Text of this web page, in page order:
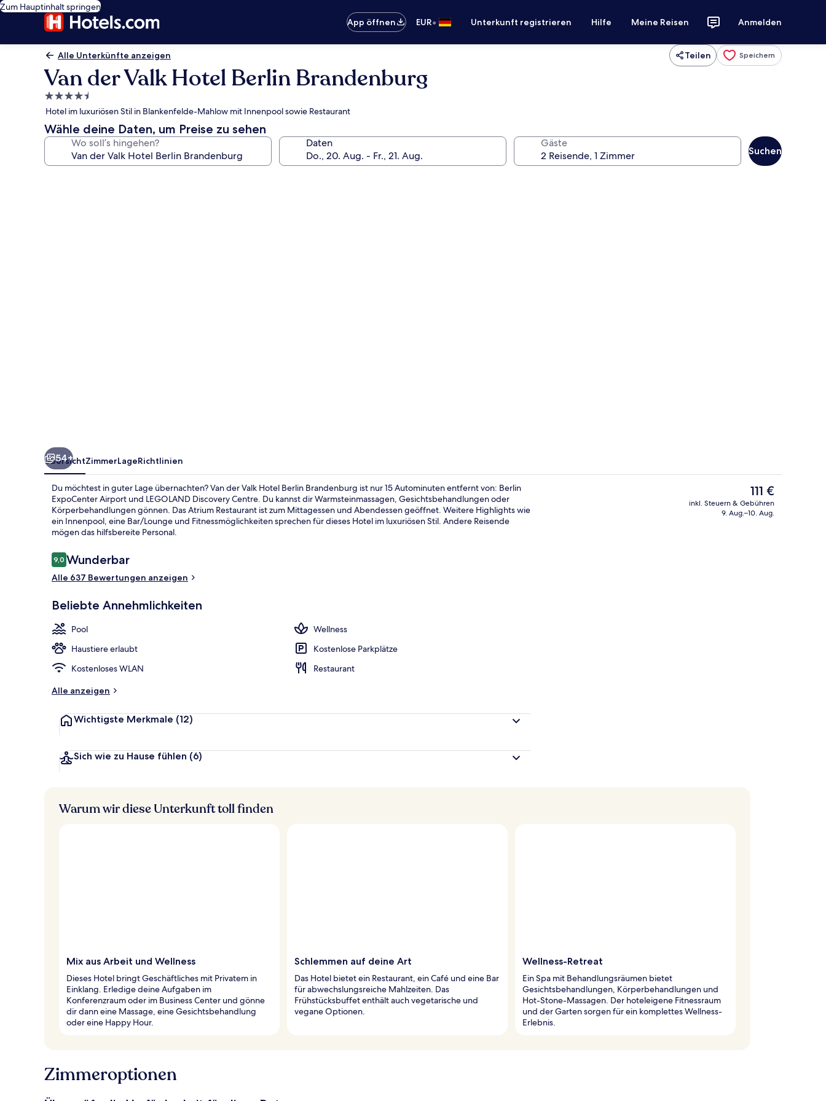
Zum Hauptinhalt springen
App öffnen
EUR• Unterkunft registrieren Hilfe Meine Reisen Anmelden
Alle Unterkünfte anzeigen Teilen Speichern
Van der Valk Hotel Berlin Brandenburg
4.5-
Sterne-
Unterkunft
Hotel im luxuriösen Stil in Blankenfelde-Mahlow mit Innenpool sowie Restaurant
Wähle deine Daten, um Preise zu sehen
Wo soll’s hingehen? Daten Gäste
Suchen
Innenpool Mittagessen und Abendessen
54+
ÜbersichtZimmerLageRichtlinien
Du möchtest in guter Lage übernachten? Van der Valk Hotel Berlin Brandenburg ist nur 15 Autominuten entfernt von: Berlin
ExpoCenter Airport und LEGOLAND Discovery Centre. Du kannst dir Warmsteinmassagen, Gesichtsbehandlungen oder
Körperbehandlungen gönnen. Das Atrium Restaurant ist zum Mittagessen und Abendessen geöffnet. Weitere Highlights wie
ein Innenpool, eine Bar/Lounge und Fitnessmöglichkeiten sprechen für dieses Hotel im luxuriösen Stil. Andere Reisende
mögen das hilfsbereite Personal.
Bewertungen
9,09,0 von 10.
Wunderbar
Alle 637 Bewertungen anzeigen
Beliebte Annehmlichkeiten
Pool
Wellness
Haustiere erlaubt
Kostenlose Parkplätze
Kostenloses WLAN
Restaurant
Alle anzeigen
Wichtigste Merkmale (12)
Sich wie zu Hause fühlen (6)
Der
aktuelle
Preis
111 €
inkl. Steuern & Gebühren
9. Aug.–10. Aug.
Warum wir diese Unterkunft toll finden
Mix aus Arbeit und Wellness
Dieses Hotel bringt Geschäftliches mit Privatem in
Einklang. Erledige deine Aufgaben im
Konferenzraum oder im Business Center und gönne
dir dann eine Massage, eine Gesichtsbehandlung
oder eine Happy Hour.
Schlemmen auf deine Art
Das Hotel bietet ein Restaurant, ein Café und eine Bar
für abwechslungsreiche Mahlzeiten. Das
Frühstücksbuffet enthält auch vegetarische und
vegane Optionen.
Wellness-Retreat
Ein Spa mit Behandlungsräumen bietet
Gesichtsbehandlungen, Körperbehandlungen und
Hot-Stone-Massagen. Der hoteleigene Fitnessraum
und der Garten sorgen für ein komplettes Wellness-
Erlebnis.
Zimmeroptionen